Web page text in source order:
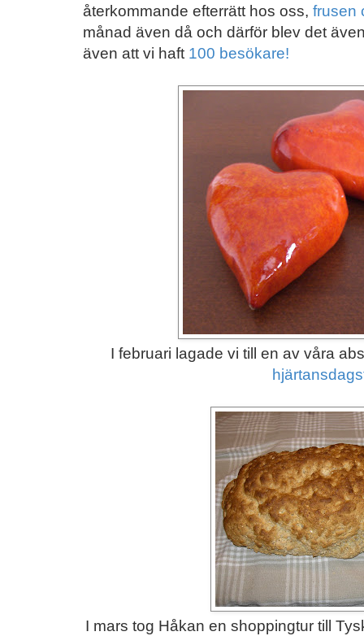
återkommande efterrätt hos oss, frusen
månad även då och därför blev det
även att vi haft 100 besökare!
I februari lagade vi till en av våra
I mars tog Håkan en shoppingtur till